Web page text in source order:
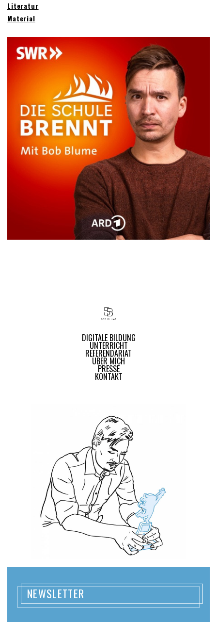
Literatur
Material
DIGITALE BILDUNG
UNTERRICHT
REFERENDARIAT
ÜBER MICH
PRESSE
KONTAKT
NEWSLETTER